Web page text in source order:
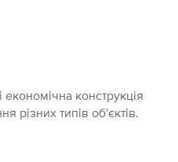
конструкція
різних типів об'єктів.